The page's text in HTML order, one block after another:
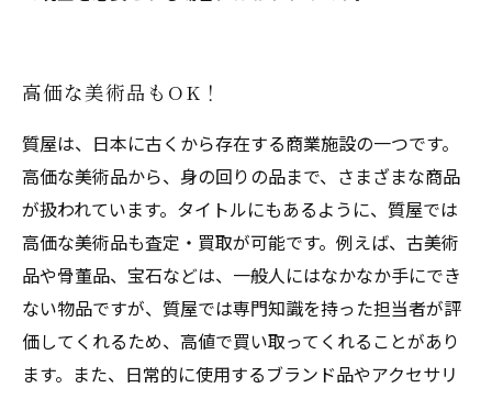
高価な美術品もOK！
質屋は、日本に古くから存在する商業施設の一つです。
高価な美術品から、身の回りの品まで、さまざまな商品
が扱われています。タイトルにもあるように、質屋では
高価な美術品も査定・買取が可能です。例えば、古美術
品や骨董品、宝石などは、一般人にはなかなか手にでき
ない物品ですが、質屋では専門知識を持った担当者が評
価してくれるため、高値で買い取ってくれることがあり
ます。また、日常的に使用するブランド品やアクセサリ